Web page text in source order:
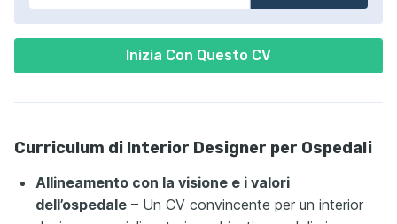
Inizia Con Questo CV
Curriculum di Interior Designer per Ospedali
Allineamento con la visione e i valori
dell’ospedale – Un CV convincente per un interior